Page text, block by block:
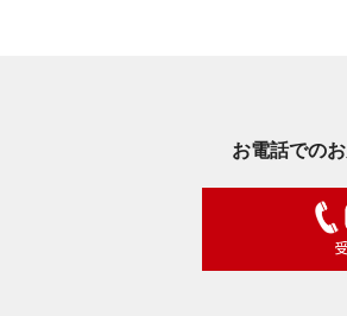
お電話での